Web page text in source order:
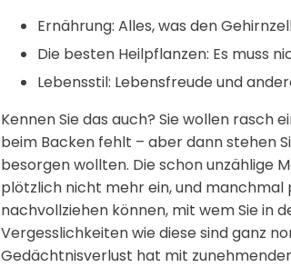
Ernährung: Alles, was den
Die besten Heilpflanzen: Es muss
Lebensstil: Lebensfreude und
Kennen Sie das auch? Sie wollen rasch
beim Backen fehlt – aber dann stehen
besorgen wollten. Die schon unzählige
plötzlich nicht mehr ein, und manchmal
nachvollziehen können, mit wem Sie in
Vergesslichkeiten wie diese sind ganz
Gedächtnisverlust hat mit